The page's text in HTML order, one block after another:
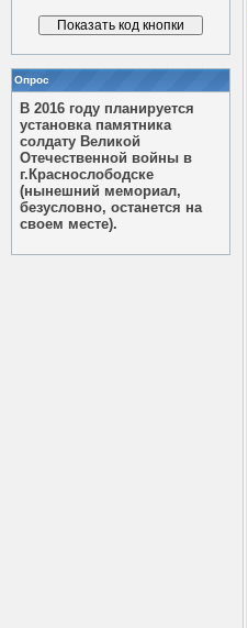
Опрос
В 2016 году планируется
установка памятника
солдату Великой
Отечественной войны в
г.Краснослободске
(нынешний мемориал,
безусловно, останется на
своем месте).